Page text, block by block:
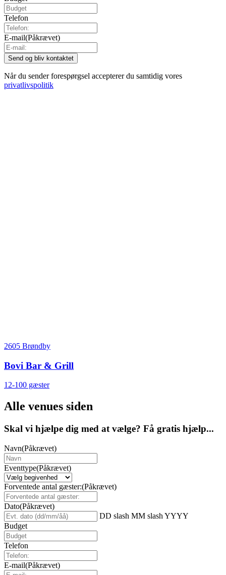
Telefon
E-mail(Påkrævet)
Når du sender forespørgsel accepterer du samtidig vores
privatlivspolitik
2605 Brøndby
Bovi Bar & Grill
12-100 gæster
Alle venues siden
Skal vi hjælpe dig med at vælge? Få gratis hjælp...
Navn(Påkrævet)
Eventtype(Påkrævet)
Forventede antal gæster:(Påkrævet)
Dato(Påkrævet)
DD slash MM slash YYYY
Budget
Telefon
E-mail(Påkrævet)